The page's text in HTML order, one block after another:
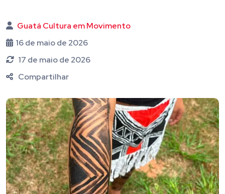
Guatá Cultura em Movimento
16 de maio de 2026
17 de maio de 2026
Compartilhar